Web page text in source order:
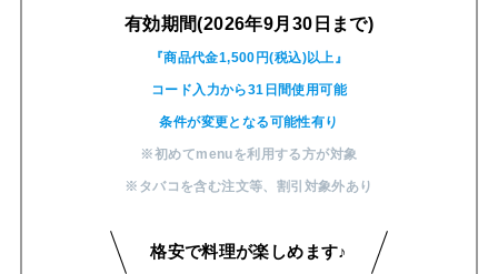
有効期間(2026年9月30日まで)
『商品代金1,500円(税込)以上』
コード入力から31日間使用可能
条件が変更となる可能性有り
※初めてmenuを利用する方が対象
※タバコを含む注文等 割引対象外あり
格安で料理が楽しめます♪